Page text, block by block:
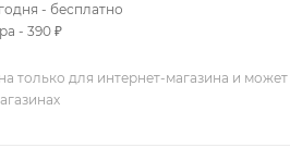
- бесплатно
- 390 ₽
только для интернет-магазина и может